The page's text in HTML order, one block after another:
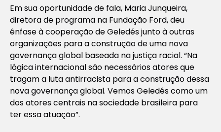
Em sua oportunidade de fala, Maria Junqueira,
diretora de programa na Fundação Ford, deu
ênfase à cooperação de Geledés junto à outras
organizações para a construção de uma nova
governança global baseada na justiça racial. “Na
lógica internacional são necessários atores que
tragam a luta antirracista para a construção dessa
nova governança global. Vemos Geledés como um
dos atores centrais na sociedade brasileira para
ter essa atuação”.